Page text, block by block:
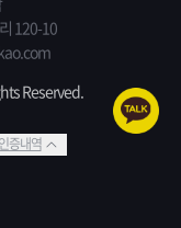
120-10
Reserved.
증내역